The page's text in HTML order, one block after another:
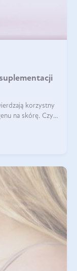
korzystny
na skórę. Czy